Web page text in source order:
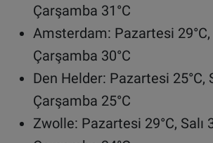
Çarşamba 31°C
Amsterdam: Pazartesi 29°C,
Çarşamba 30°C
Den Helder: Pazartesi 25°C,
Çarşamba 25°C
Zwolle: Pazartesi 29°C, Salı